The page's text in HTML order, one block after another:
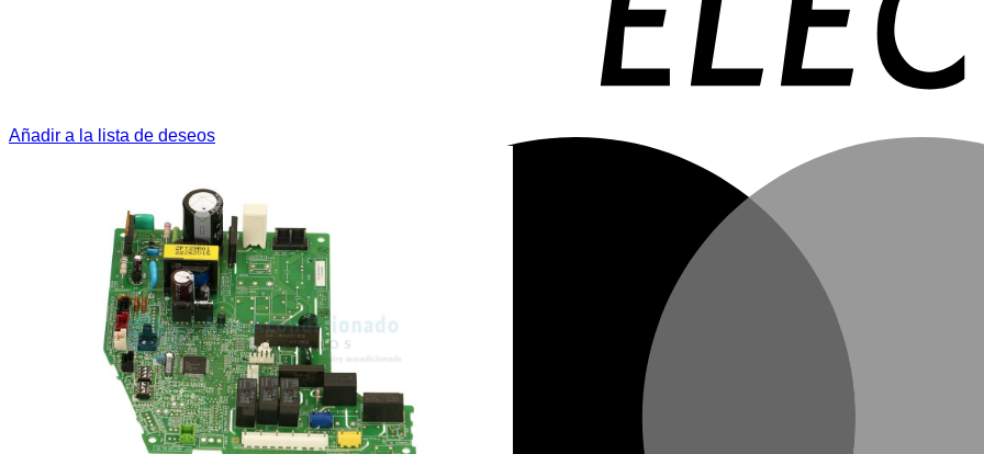
Añadir a la lista de deseos